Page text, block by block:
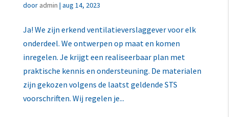
door admin | aug 14, 2023
Ja! We zijn erkend ventilatieverslaggever voor elk
onderdeel. We ontwerpen op maat en komen
inregelen. Je krijgt een realiseerbaar plan met
praktische kennis en ondersteuning. De materialen
zijn gekozen volgens de laatst geldende STS
voorschriften. Wij regelen je...